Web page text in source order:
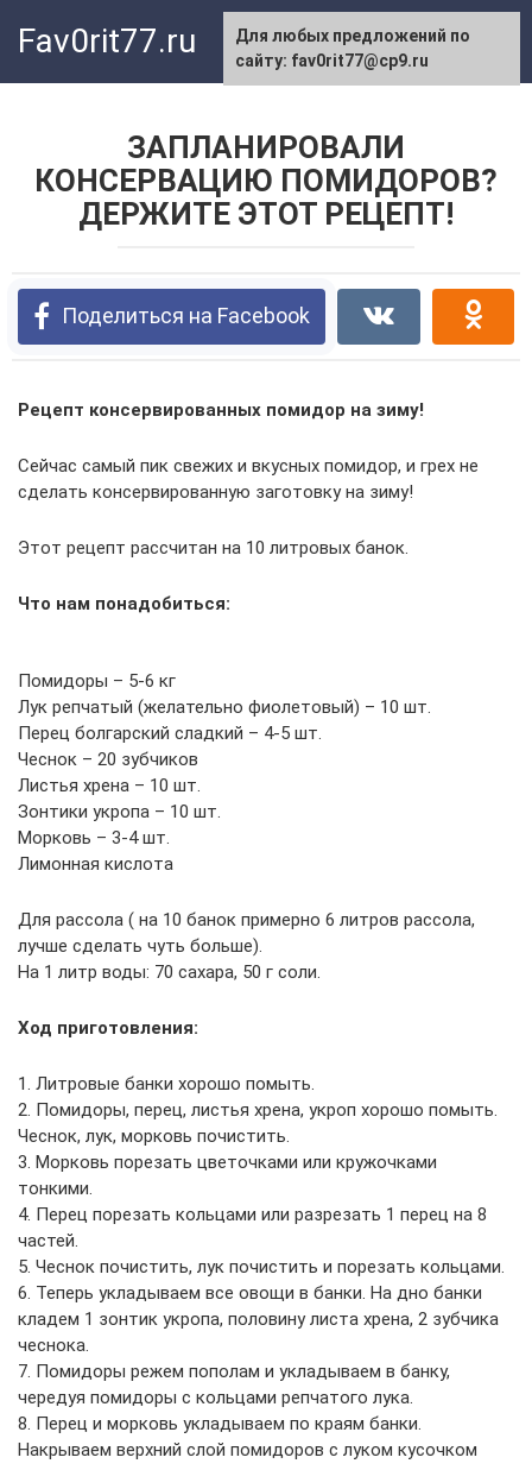
Fav0rit77.ru
ЗАПЛАНИРОВАЛИ
КОНСЕРВАЦИЮ ПОМИДОРОВ?
ДЕРЖИТЕ ЭТОТ РЕЦЕПТ!
Поделиться на Facebook
Рецепт консервированных помидор на зиму!
Сейчас самый пик свежих и вкусных помидор, и грех не
сделать консервированную заготовку на зиму!
Этот рецепт рассчитан на 10 литровых банок.
Что нам понадобиться:
Помидоры – 5-6 кг
Лук репчатый (желательно фиолетовый) – 10 шт.
Перец болгарский сладкий – 4-5 шт.
Чеснок – 20 зубчиков
Листья хрена – 10 шт.
Зонтики укропа – 10 шт.
Морковь – 3-4 шт.
Лимонная кислота
Для рассола ( на 10 банок примерно 6 литров рассола,
лучше сделать чуть больше).
На 1 литр воды: 70 сахара, 50 г соли.
Ход приготовления:
1. Литровые банки хорошо помыть.
2. Помидоры, перец, листья хрена, укроп хорошо помыть.
Чеснок, лук, морковь почистить.
3. Морковь порезать цветочками или кружочками
тонкими.
4. Перец порезать кольцами или разрезать 1 перец на 8
частей.
5. Чеснок почистить, лук почистить и порезать кольцами.
6. Теперь укладываем все овощи в банки. На дно банки
кладем 1 зонтик укропа, половину листа хрена, 2 зубчика
чеснока.
7. Помидоры режем пополам и укладываем в банку,
чередуя помидоры с кольцами репчатого лука.
8. Перец и морковь укладываем по краям банки.
Накрываем верхний слой помидоров с луком кусочком
Для любых предложений по
сайту: fav0rit77@cp9.ru